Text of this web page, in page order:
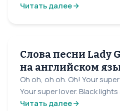
Читать далее
Слова песни Lady
на английском
Oh oh, oh oh. Oh! Your
Your super lover. Black
Читать далее